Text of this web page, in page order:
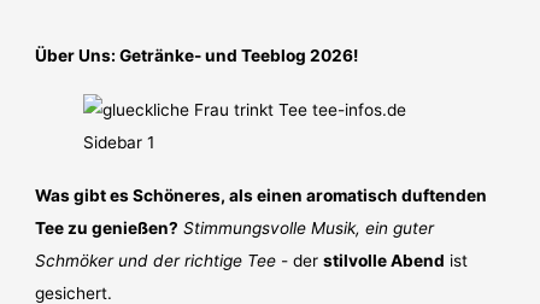
Über Uns: Getränke- und Teeblog 2026!
Was gibt es Schöneres, als einen aromatisch duftenden
Tee zu genießen? Stimmungsvolle Musik, ein guter
Schmöker und der richtige Tee - derstilvolle Abend ist
gesichert.